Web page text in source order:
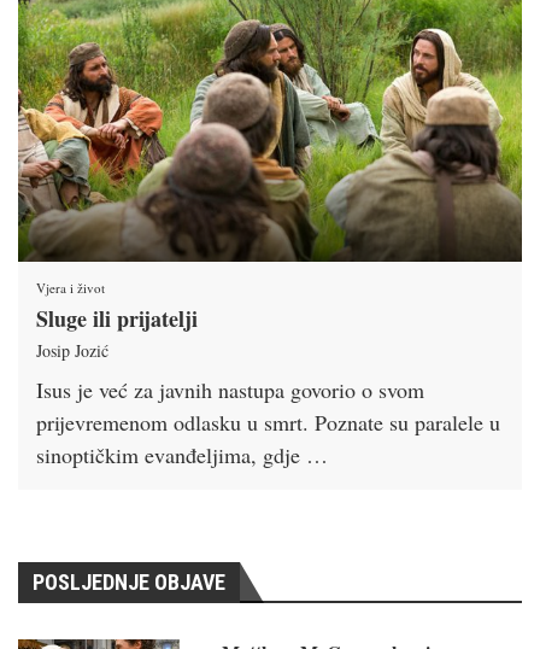
Vjera i život
Sluge ili prijatelji
Josip Jozić
Isus je već za javnih nastupa govorio o svom
prijevremenom odlasku u smrt. Poznate su paralele u
sinoptičkim evanđeljima, gdje …
POSLJEDNJE OBJAVE